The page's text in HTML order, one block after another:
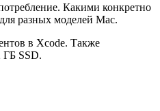
Какими конкретно
разных моделей Mac.
в Xcode. Также
ГБ SSD.